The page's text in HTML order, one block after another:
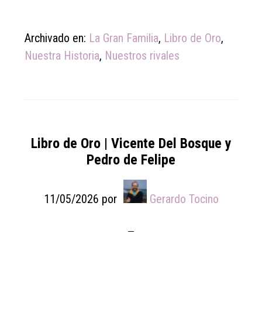
Archivado en: La Gran Familia, Libro de Oro,
Nuestra Historia, Nuestros rivales
Libro de Oro | Vicente Del Bosque y
Pedro de Felipe
11/05/2026 por Gerardo Tocino